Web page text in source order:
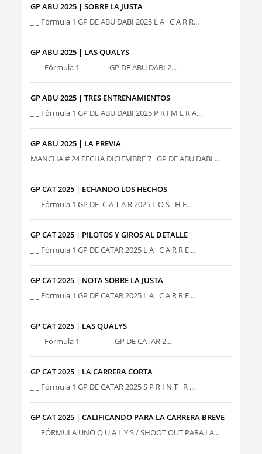
GP ABU 2025 | SOBRE LA JUSTA
_ _ Fórmula 1 GP DE ABU DABI 2025 L A C A R R...
GP ABU 2025 | LAS QUALYS
__ _ Fórmula 1 GP DE ABU DABI 2...
GP ABU 2025 | TRES ENTRENAMIENTOS
_ _ Fórmula 1 GP DE ABU DABI 2025 P R I M E R A...
GP ABU 2025 | LA PREVIA
MANCHA # 24 FECHA DICIEMBRE 7 GP DE ABU DABI ...
GP CAT 2025 | ECHANDO LOS HECHOS
_ _ Fórmula 1 GP DE C A T A R 2025 L O S H E...
GP CAT 2025 | PILOTOS Y GIROS AL DETALLE
_ _ Fórmula 1 GP DE CATAR 2025 L A C A R R E ...
GP CAT 2025 | NOTA SOBRE LA JUSTA
_ _ Fórmula 1 GP DE CATAR 2025 L A C A R R E ...
GP CAT 2025 | LAS QUALYS
__ _ Fórmula 1 GP DE CATAR 2...
GP CAT 2025 | LA CARRERA CORTA
_ _ Fórmula 1 GP DE CATAR 2025 S P R I N T R ...
GP CAT 2025 | CALIFICANDO PARA LA CARRERA BREVE
_ _ FÓRMULA UNO Q U A L Y S / SHOOT OUT PARA LA...